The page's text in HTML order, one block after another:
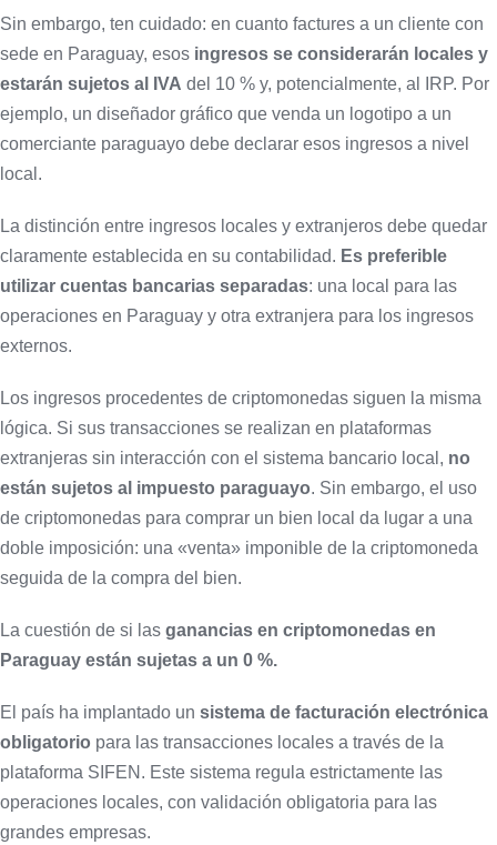
Sin embargo, ten cuidado: en cuanto factures a un cliente con
sede en Paraguay, esos ingresos se considerarán locales y
estarán sujetos al IVA del 10 % y, potencialmente, al IRP. Por
ejemplo, un diseñador gráfico que venda un logotipo a un
comerciante paraguayo debe declarar esos ingresos a nivel
local.
La distinción entre ingresos locales y extranjeros debe quedar
claramente establecida en su contabilidad. Es preferible
utilizar cuentas bancarias separadas: una local para las
operaciones en Paraguay y otra extranjera para los ingresos
externos.
Los ingresos procedentes de criptomonedas siguen la misma
lógica. Si sus transacciones se realizan en plataformas
extranjeras sin interacción con el sistema bancario local, no
están sujetos al impuesto paraguayo. Sin embargo, el uso
de criptomonedas para comprar un bien local da lugar a una
doble imposición: una «venta» imponible de la criptomoneda
seguida de la compra del bien.
La cuestión de si las ganancias en criptomonedas en
Paraguay están sujetas a un 0 %.
El país ha implantado un sistema de facturación electrónica
obligatorio para las transacciones locales a través de la
plataforma SIFEN. Este sistema regula estrictamente las
operaciones locales, con validación obligatoria para las
grandes empresas.